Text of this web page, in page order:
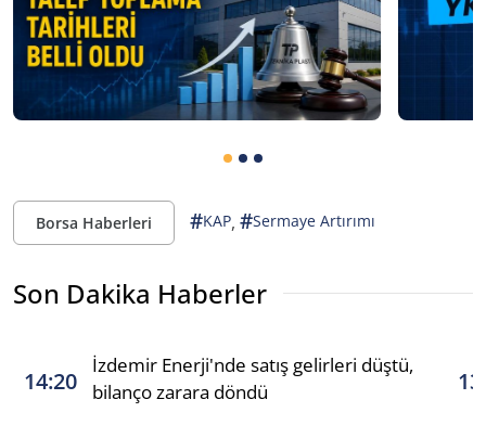
Borsa Haberleri #KAP, #Sermaye Artırımı
Son Dakika Haberler
14:20
İzdemir Enerji'nde satış gelirleri düştü,
bilanço zarara döndü